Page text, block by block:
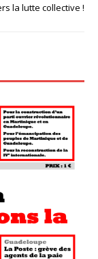
la lutte collective !